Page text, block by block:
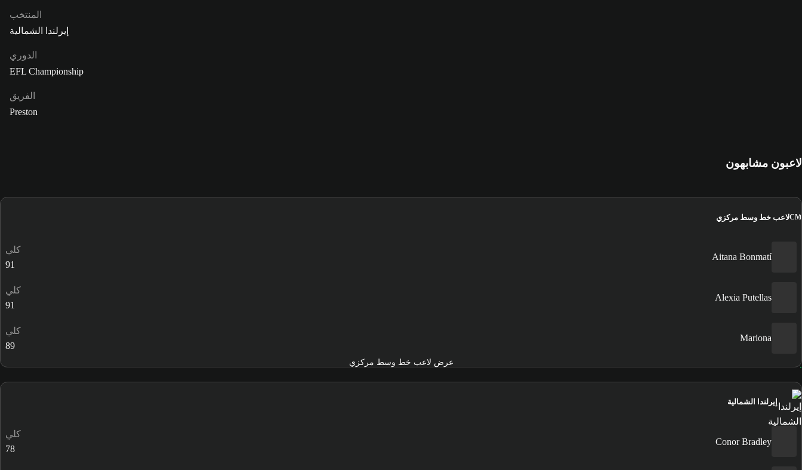
المنتخب
إيرلندا الشمالية
الدوري
EFL Championship
الفريق
Preston
لاعبون مشابهون
CMلاعب خط وسط مركزي
Aitana Bonmatí
كلي
91
Alexia Putellas
كلي
91
Mariona
كلي
89
عرض لاعب خط وسط مركزي
إيرلندا الشمالية
Conor Bradley
كلي
78